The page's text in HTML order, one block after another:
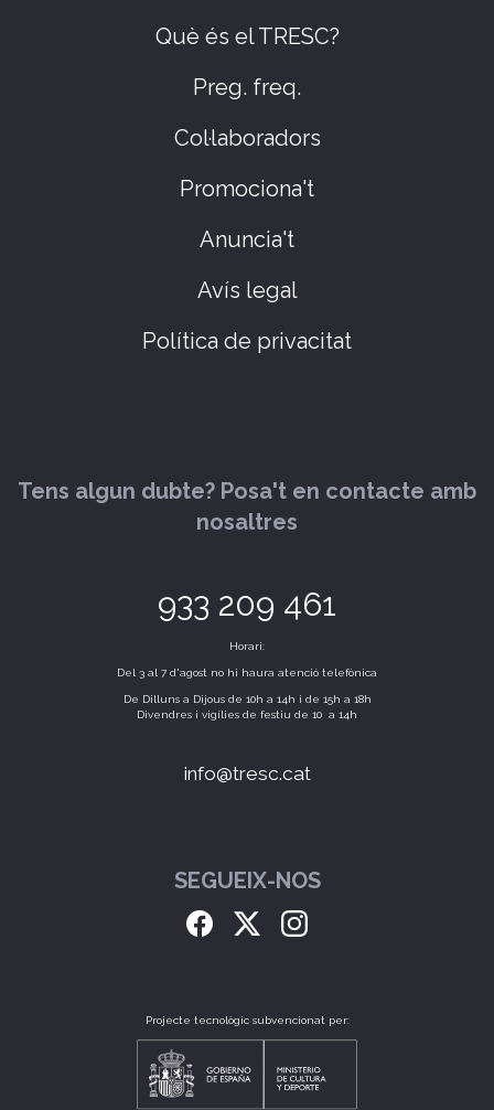
Què és el TRESC?
Preg. freq.
Col·laboradors
Promociona't
Anuncia't
Avís legal
Política de privacitat
Tens algun dubte? Posa't en contacte amb
nosaltres
933 209 461
Horari:
Del 3 al 7 d'agost no hi haura atenció telefònica
De Dilluns a Dijous de 10h a 14h i de 15h a 18h
Divendres i vigílies de festiu de 10 a 14h
info@tresc.cat
SEGUEIX-NOS
Projecte tecnològic subvencionat per: